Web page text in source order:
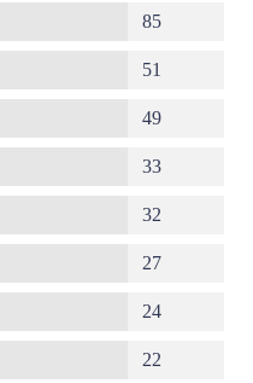
85
51
49
33
32
27
24
22